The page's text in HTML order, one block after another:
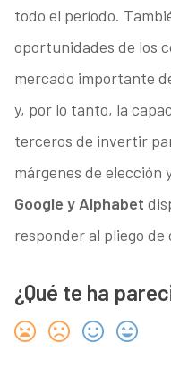
todo el período.
oportunidades de los
mercado importante
y, por lo tanto, la
terceros de invertir
márgenes de elección
Google y Alphabet
responder al pliego
¿Qué te ha